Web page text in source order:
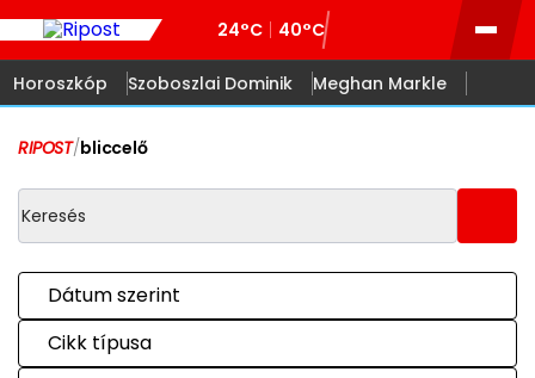
24°C 40°C
Horoszkóp Szoboszlai Dominik Meghan Markle
RIPOST/bliccelő
Dátum szerint
Cikk típusa